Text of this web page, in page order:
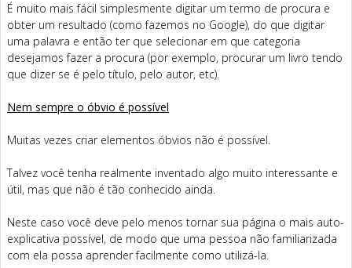
É muito mais fácil simplesmente digitar um termo de procura e
obter um resultado (como fazemos no Google), do que digitar
uma palavra e então ter que selecionar em que categoria
desejamos fazer a procura (por exemplo, procurar um livro tendo
que dizer se é pelo título, pelo autor, etc).
Nem sempre o óbvio é possível
Muitas vezes criar elementos óbvios não é possível.
Talvez você tenha realmente inventado algo muito interessante e
útil, mas que não é tão conhecido ainda.
Neste caso você deve pelo menos tornar sua página o mais auto-
explicativa possível, de modo que uma pessoa não familiarizada
com ela possa aprender facilmente como utilizá-la.